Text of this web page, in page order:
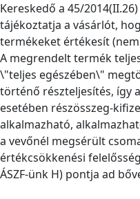
Kereskedő a 45/
tájékoztatja a vásárlót,
termékeket értékesít
A megrendelt termék
\"teljes egészében\"
történő részteljesítés, így
esetében részösszeg-
alkalmazható,
a vevőnél megsérült
értékcsökkenési
ÁSZF-ünk H) pontja ad